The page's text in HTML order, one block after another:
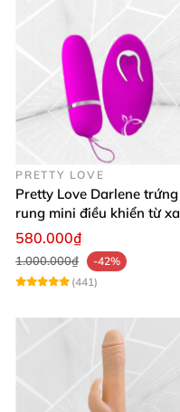
PRETTY LOVE
Pretty Love Darlene trứng
rung mini điều khiển từ xa
12 chế độ rung mạnh
580.000₫
1.000.000₫
-42%
(441)